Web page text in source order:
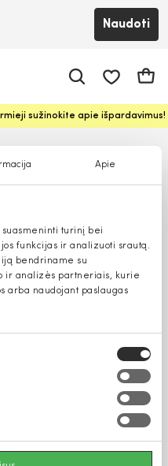
Apie
turinį bei
funkcijas ir analizuoti srautą.
bendriname su
ir analizės partneriais, kurie
arba naudojant paslaugas
Naudoti
sužinokite apie išpardavimus!